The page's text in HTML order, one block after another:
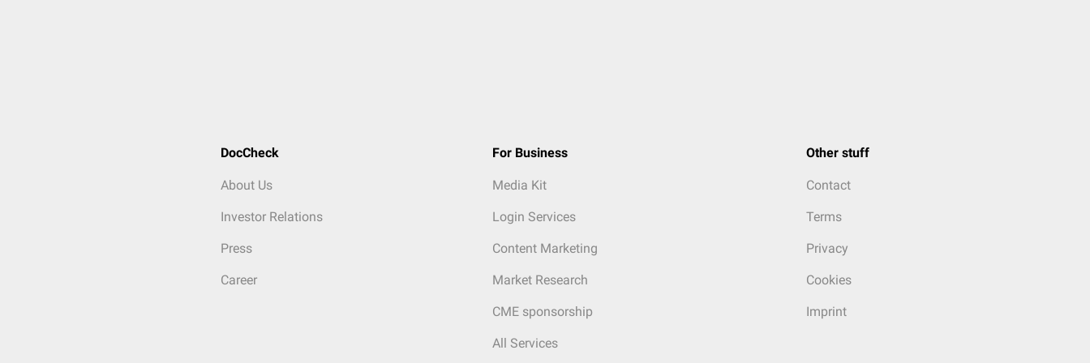
DocCheck
About Us
Investor Relations
Press
Career
For Business
Media Kit
Login Services
Content Marketing
Market Research
CME sponsorship
All Services
Other stuff
Contact
Terms
Privacy
Cookies
Imprint